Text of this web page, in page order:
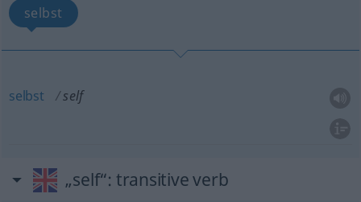
selbst
selbst self
„self“: transitive verb